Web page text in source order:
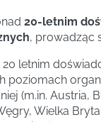
20-letnim
, prowadząc
letnim
(m.in. Austria,
Wielka